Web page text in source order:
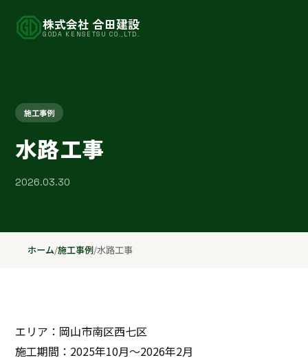
株式会社 合田建設
GODA KENSETSU CO.,LTD.
施工事例
水路工事
2026.03.30
ホーム/施工事例/水路工事
エリア：岡山市南区西七区
施工期間：2025年10月～2026年2月